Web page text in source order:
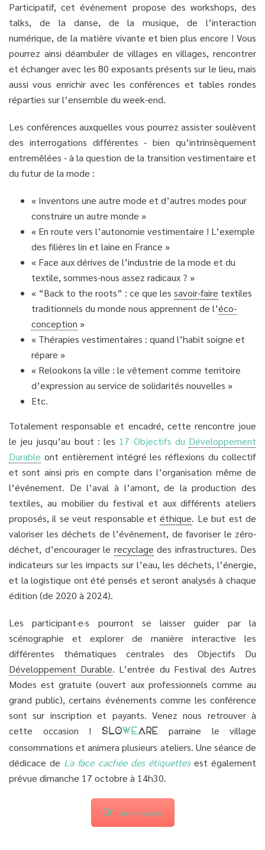
Participatif, cet événement propose des workshops, des
talks, de la danse, de la musique, de l’interaction
numérique, de la matière vivante et bien plus encore ! Vous
pourrez ainsi déambuler de villages en villages, rencontrer
et échanger avec les 80 exposants présents sur le lieu, mais
aussi vous enrichir avec les conférences et tables rondes
réparties sur l’ensemble du week-end.
Les conférences auxquelles vous pourrez assister soulèvent
des interrogations différentes - bien qu’intrinsèquement
entremêlées - à la question de la transition vestimentaire et
du futur de la mode :
« Inventons une autre mode et d’autres modes pour
construire un autre monde »
« En route vers l’autonomie vestimentaire ! L’exemple
des filières lin et laine en France »
« Face aux dérives de l’industrie de la mode et du
textile, sommes-nous assez radicaux ? »
« “Back to the roots” : ce que les savoir-faire textiles
traditionnels du monde nous apprennent de l’éco-
conception »
« Thérapies vestimentaires : quand l’habit soigne et
répare »
« Relookons la ville : le vêtement comme territoire
d’expression au service de solidarités nouvelles »
Etc.
Totalement responsable et encadré, cette rencontre joue
le jeu jusqu’au bout : les 17 Objectifs du Développement
Durable ont entièrement intégré les réflexions du collectif
et sont ainsi pris en compte dans l’organisation même de
l’événement. De l’aval à l’amont, de la production des
textiles, au mobilier du festival et aux différents ateliers
proposés, il se veut responsable etéthique. Le but est de
valoriser les déchets de l’événement, de favoriser le zéro-
déchet, d’encourager le recyclage des infrastructures. Des
indicateurs sur les impacts sur l’eau, les déchets, l’énergie,
et la logistique ont été pensés et seront analysés à chaque
édition (de 2020 à 2024).
Les participant·e·s pourront se laisser guider par la
scénographie et explorer de manière interactive les
différentes thématiques centrales des Objectifs Du
Développement Durable. L’entrée du Festival des Autres
Modes est gratuite (ouvert aux professionnels comme au
grand public), certains événements comme les conférence
sont sur inscription et payants. Venez nous retrouver à
cette occasion !
SLOWEARE
parraine le village
consommations et animera plusieurs ateliers. Une séance de
dédicace de La face cachée des étiquettesest également
prévue dimanche 17 octobre à 14h30.
Je m'inscris